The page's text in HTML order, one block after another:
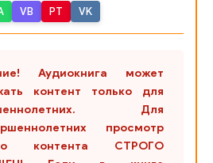
VB PT VK
Аудиокнига может
контент только для
Для
просмотр
контента СТРОГО